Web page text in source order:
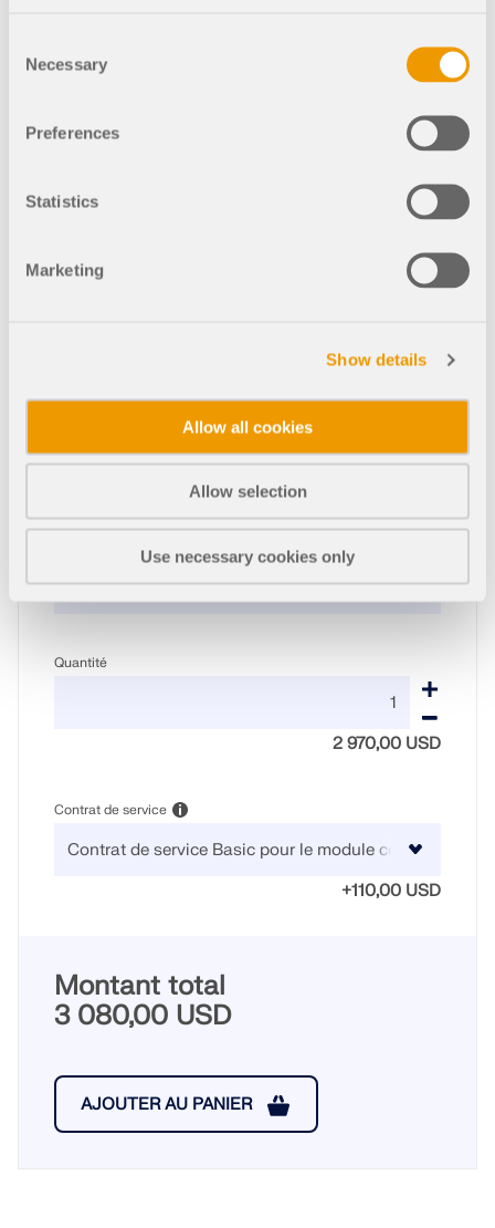
Selection
Necessary
Preferences
Statistics
Marketing
Show details
Allow all cookies
Allow selection
Use necessary cookies only
Configurez votre propre package de logiciels et
trouvez les prix en ligne !
Famille de programmes RFEM 6
Calculez votre prix
Quantité
2 970,00 USD
Contrat de service
+110,00 USD
Montant total
3 080,00 USD
AJOUTER AU PANIER